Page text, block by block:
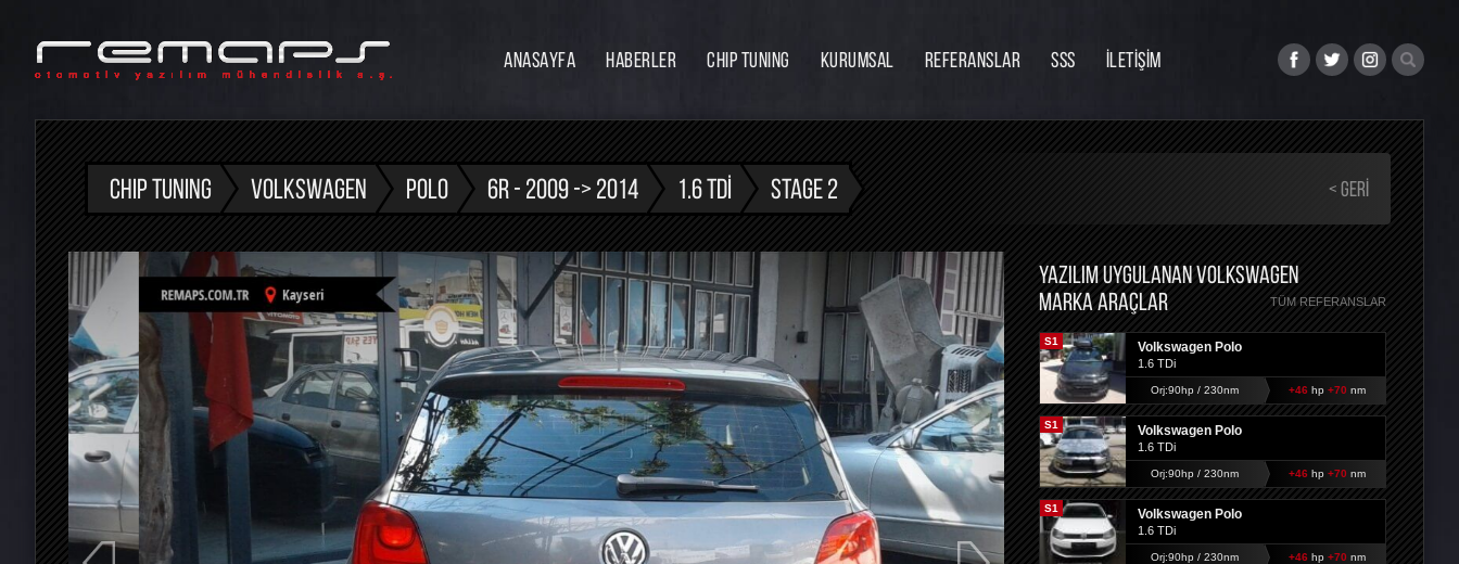
ANASAYFA HABERLER CHIP TUNING KURUMSAL
Ekibimiz
Eğitim
İnsan Kaynakları
REFERANSLAR SSS İLETİŞİM
CHIP TUNING VOLKSWAGEN POLO 6R - 2009 -> 2014 1.6 TDI STAGE 2 < GERI
YAZILIM UYGULANAN VOLKSWAGEN
MARKA ARAÇLAR
TÜM REFERANSLAR
S1 Volkswagen Polo
1.6 TDi
Orj:90hp / 230nm +46 hp +70 nm
S1 Volkswagen Polo
1.6 TDi
Orj:90hp / 230nm +46 hp +70 nm
S1 Volkswagen Polo
1.6 TDi
Orj:90hp / 230nm +46 hp +70 nm